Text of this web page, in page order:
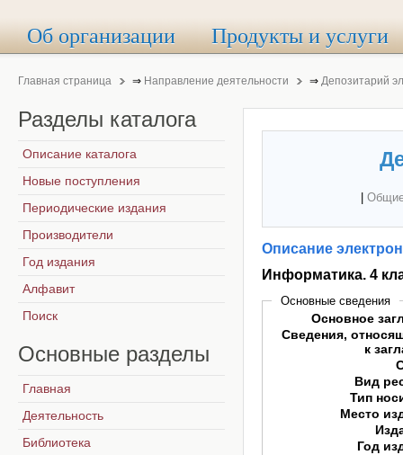
Об организации Продукты и услуги
Главная страница ⇒ Направление деятельности ⇒ Депозитарий
Описание
Информатика. 4
Основные сведения
Основное
Сведения,
к
Вид
Тип
Место
Год
Разделы каталога
Описание каталога
Новые поступления
Периодические издания
Производители
Год издания
Алфавит
Поиск
Основные разделы
Главная
Деятельность
Библиотека